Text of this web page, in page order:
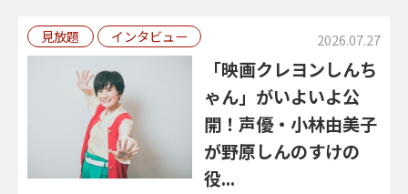
見放題 インタビュー 2026.07.27
「映画クレヨンしんち
ゃん」がいよいよ公
開！声優・小林由美子
が野原しんのすけの
役...